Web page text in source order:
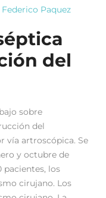
Federico Paquez
del
sobre
del
vía artroscópica. Se
y octubre de
pacientes, los
cirujano. Los